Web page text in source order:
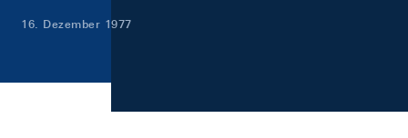
16. Dezember 1977